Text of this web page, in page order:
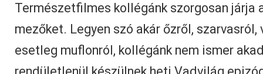
Természetfilmes kollégánk szorgosan járja
mezőket. Legyen szó akár őzről, szarvasról,
esetleg muflonról, kollégánk nem ismer